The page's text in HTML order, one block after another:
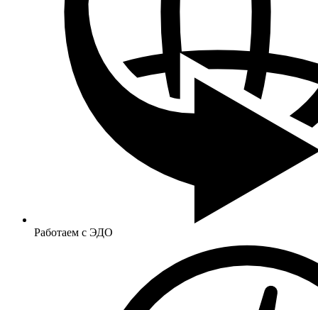
Работаем с ЭДО